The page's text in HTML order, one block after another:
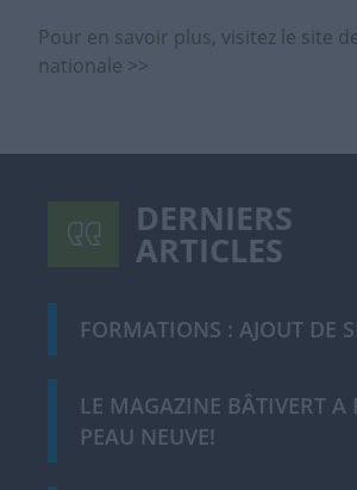
Pour en savoir plus, visitez le site
nationale >>
DERNIERS
ARTICLES
FORMATIONS : AJOUT DE
LE MAGAZINE BÂTIVERT A
PEAU NEUVE!